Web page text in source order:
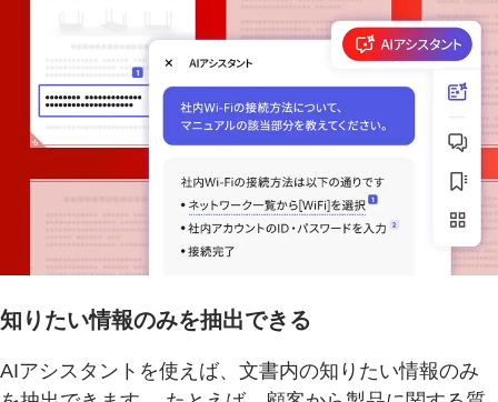
知りたい情報のみを抽出できる
AIアシスタントを使えば、文書内の知りたい情報のみ